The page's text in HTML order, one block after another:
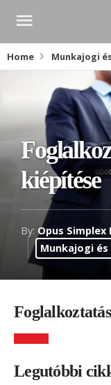
Home Munkajogi
kiépítése
By: Opus Simplex
Munkajogi
Legutóbbi